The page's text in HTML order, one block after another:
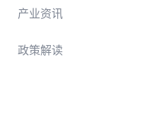
产业资讯
政策解读